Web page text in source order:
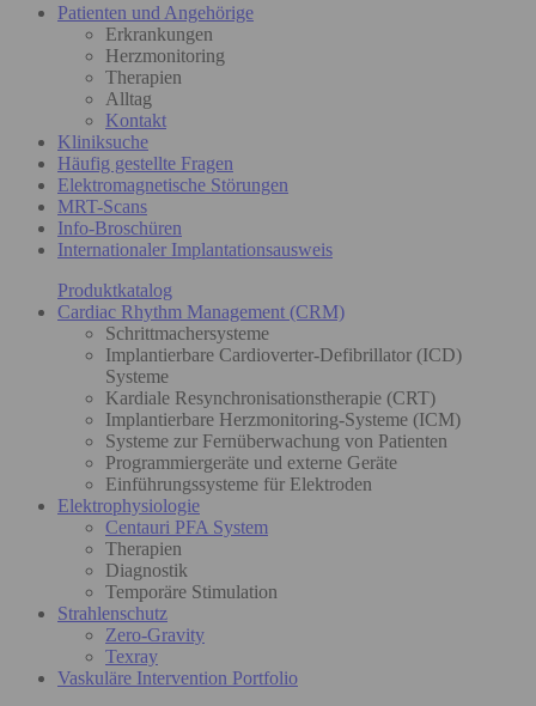
Patienten und Angehörige
Erkrankungen
Herzmonitoring
Therapien
Alltag
Kontakt
Kliniksuche
Häufig gestellte Fragen
Elektromagnetische Störungen
MRT-Scans
Info-Broschüren
Internationaler Implantationsausweis
Produktkatalog
Cardiac Rhythm Management (CRM)
Schrittmachersysteme
Implantierbare Cardioverter-Defibrillator (ICD)
Systeme
Kardiale Resynchronisationstherapie (CRT)
Implantierbare Herzmonitoring-Systeme (ICM)
Systeme zur Fernüberwachung von Patienten
Programmiergeräte und externe Geräte
Einführungssysteme für Elektroden
Elektrophysiologie
Centauri PFA System
Therapien
Diagnostik
Temporäre Stimulation
Strahlenschutz
Zero-Gravity
Texray
Vaskuläre Intervention Portfolio